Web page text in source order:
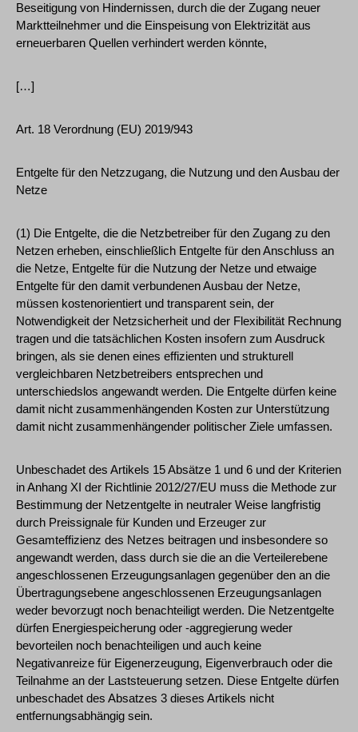
Beseitigung von Hindernissen, durch die der Zugang neuer
Marktteilnehmer und die Einspeisung von Elektrizität aus
erneuerbaren Quellen verhindert werden könnte,
[…]
Art. 18 Verordnung (EU) 2019/943
Entgelte für den Netzzugang, die Nutzung und den Ausbau der
Netze
(1) Die Entgelte, die die Netzbetreiber für den Zugang zu den
Netzen erheben, einschließlich Entgelte für den Anschluss an
die Netze, Entgelte für die Nutzung der Netze und etwaige
Entgelte für den damit verbundenen Ausbau der Netze,
müssen kostenorientiert und transparent sein, der
Notwendigkeit der Netzsicherheit und der Flexibilität Rechnung
tragen und die tatsächlichen Kosten insofern zum Ausdruck
bringen, als sie denen eines effizienten und strukturell
vergleichbaren Netzbetreibers entsprechen und
unterschiedslos angewandt werden. Die Entgelte dürfen keine
damit nicht zusammenhängenden Kosten zur Unterstützung
damit nicht zusammenhängender politischer Ziele umfassen.
Unbeschadet des Artikels 15 Absätze 1 und 6 und der Kriterien
in Anhang XI der Richtlinie 2012/27/EU muss die Methode zur
Bestimmung der Netzentgelte in neutraler Weise langfristig
durch Preissignale für Kunden und Erzeuger zur
Gesamteffizienz des Netzes beitragen und insbesondere so
angewandt werden, dass durch sie die an die Verteilerebene
angeschlossenen Erzeugungsanlagen gegenüber den an die
Übertragungsebene angeschlossenen Erzeugungsanlagen
weder bevorzugt noch benachteiligt werden. Die Netzentgelte
dürfen Energiespeicherung oder -aggregierung weder
bevorteilen noch benachteiligen und auch keine
Negativanreize für Eigenerzeugung, Eigenverbrauch oder die
Teilnahme an der Laststeuerung setzen. Diese Entgelte dürfen
unbeschadet des Absatzes 3 dieses Artikels nicht
entfernungsabhängig sein.